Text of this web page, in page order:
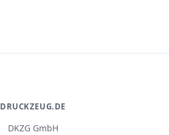
DRUCKZEUG.DE
DKZG GmbH